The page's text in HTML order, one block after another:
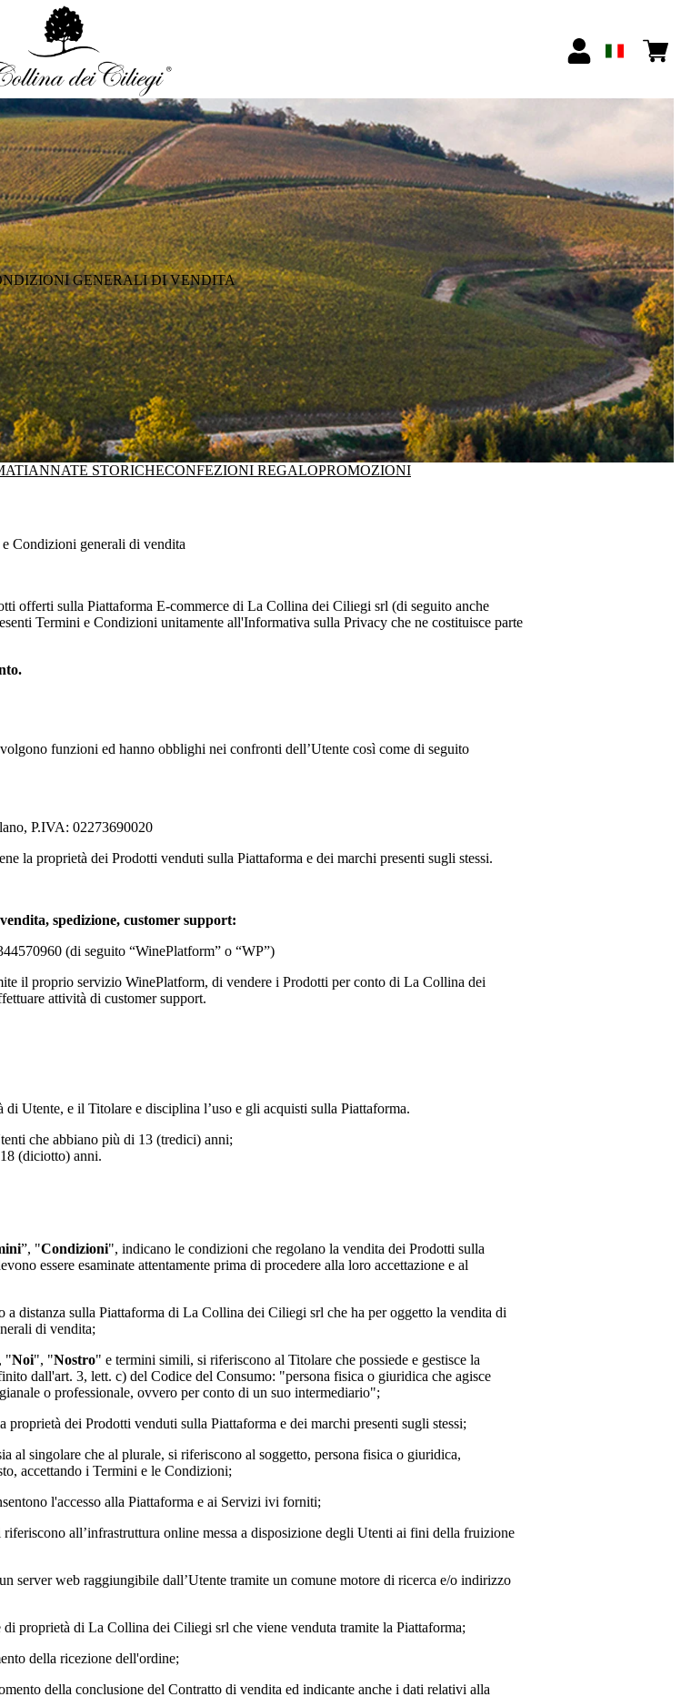
GENERALI DI VENDITA
ANNATE STORICHECONFEZIONI REGALOPROMOZIONI
Condizioni generali di vendita
offerti sulla Piattaforma E-commerce diLa Collina dei Ciliegi srl (di seguito anche
Termini e Condizioni unitamente all'Informativa sulla Privacy che ne costituisce parte
funzioni ed hanno obblighi nei confronti dell’Utente così come di seguito
P.IVA: 02273690020
la proprietà dei Prodotti venduti sulla Piattaforma e dei marchi presenti sugli stessi.
spedizione, customer support:
(di seguito “WinePlatform” o “WP”)
il proprio servizio WinePlatform, di vendere i Prodotti per conto diLa Collina dei
attività di customer support.
Utente, e il Titolare e disciplina l’uso e gli acquisti sulla Piattaforma.
che abbiano più di 13 (tredici) anni;
(diciotto) anni.
”, "Condizioni", indicano le condizioni che regolano la vendita dei Prodotti sulla
essere esaminate attentamente prima di procedere alla loro accettazione e al
a distanza sulla Piattaforma diLa Collina dei Ciliegi srl che ha per oggetto la vendita di
di vendita;
"Noi", "Nostro" e termini simili, si riferiscono al Titolare che possiede e gestisce la
dall'art. 3, lett. c) del Codice del Consumo: "persona fisica o giuridica che agisce
o professionale, ovvero per conto di un suo intermediario";
proprietà dei Prodotti venduti sulla Piattaforma e dei marchi presenti sugli stessi;
al singolare che al plurale, si riferiscono al soggetto, persona fisica o giuridica,
accettando i Termini e le Condizioni;
l'accesso alla Piattaforma e ai Servizi ivi forniti;
riferiscono all’infrastruttura online messa a disposizione degli Utenti ai fini della fruizione
server web raggiungibile dall’Utente tramite un comune motore di ricerca e/o indirizzo
di proprietà diLa Collina dei Ciliegi srl che viene venduta tramite la Piattaforma;
della ricezione dell'ordine;
della conclusione del Contratto di vendita ed indicante anche i dati relativi alla